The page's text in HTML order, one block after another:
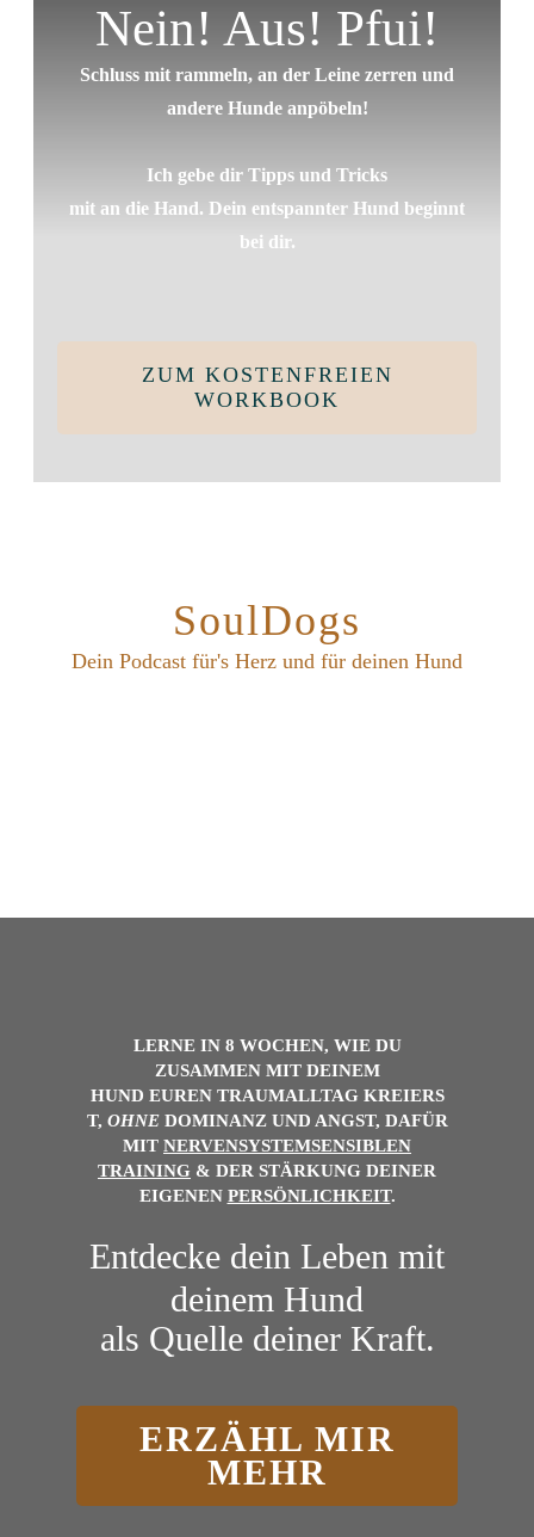
Nein! Aus! Pfui!
Schluss mit rammeln, an der Leine zerren und
andere Hunde anpöbeln!
Ich gebe dir Tipps und Tricks
mit an die Hand. Dein entspannter Hund beginnt
bei dir.
ZUM KOSTENFREIEN
WORKBOOK
SoulDogs
Dein Podcast für's Herz und für deinen Hund
LERNE IN 8 WOCHEN, WIE DU
ZUSAMMEN MIT DEINEM
HUND EUREN TRAUMALLTAG KREIERS
T, OHNEDOMINANZ UND ANGST, DAFÜR
MIT NERVENSYSTEMSENSIBLEN
TRAINING & DER STÄRKUNG DEINER
EIGENEN PERSÖNLICHKEIT.
Entdecke dein Leben mit
deinem Hund
als Quelle deiner Kraft.
ERZÄHL MIR
MEHR